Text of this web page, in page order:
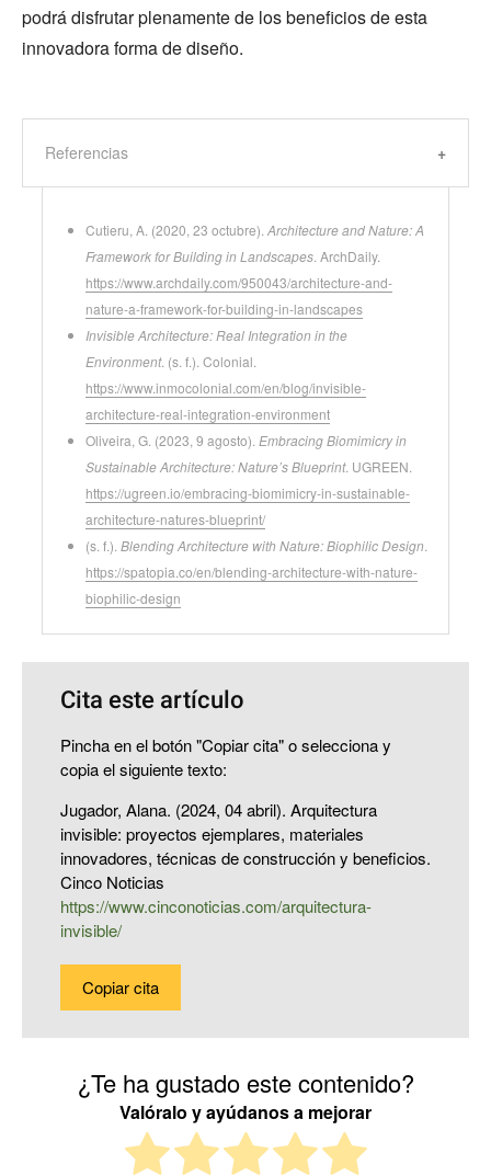
podrá disfrutar plenamente de los beneficios de esta
innovadora forma de diseño.
Referencias
Cutieru, A. (2020, 23 octubre). Architecture and Nature: A
Framework for Building in Landscapes . ArchDaily.
https://www.archdaily.com/950043/architecture-and-
nature-a-framework-for-building-in-landscapes
Invisible Architecture: Real Integration in the
Environment. (s. f.). Colonial.
https://www.inmocolonial.com/en/blog/invisible-
architecture-real-integration-environment
Oliveira, G. (2023, 9 agosto). Embracing Biomimicry in
Sustainable Architecture: Nature’s Blueprint. UGREEN.
https://ugreen.io/embracing-biomimicry-in-sustainable-
architecture-natures-blueprint/
(s. f.). Blending Architecture with Nature: Biophilic Design
https://spatopia.co/en/blending-architecture-with-nature-
biophilic-design
Cita este artículo
Pincha en el botón "Copiar cita" o selecciona y
copia el siguiente texto:
Jugador, Alana. (2024, 04 abril). Arquitectura
invisible: proyectos ejemplares, materiales
innovadores, técnicas de construcción y beneficios.
Cinco Noticias
https://www.cinconoticias.com/arquitectura-
invisible/
Copiar cita
¿Te ha gustado este contenido?
Valóralo y ayúdanos a mejorar